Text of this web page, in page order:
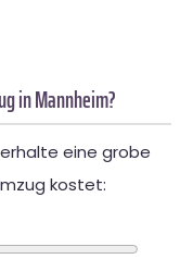
in Mannheim?
eine grobe
kostet: